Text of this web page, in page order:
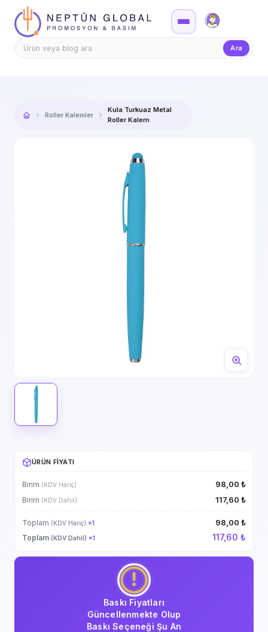
Firma Girişi
Ara
Roller Kalemler
Kula Turkuaz Metal
Roller Kalem
ÜRÜN FIYATI
Birim (KDV Hariç) 98,00 ₺
Birim (KDV Dahil) 117,60 ₺
Toplam (KDV Hariç) ×1 98,00 ₺
Toplam (KDV Dahil) ×1 117,60 ₺
Baskı Fiyatları
Güncellenmekte Olup
Baskı Seçeneği Şu An